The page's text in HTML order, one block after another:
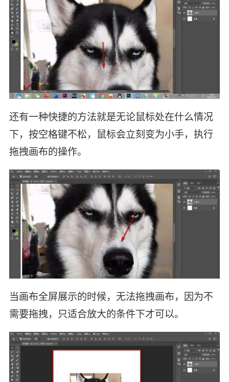
还有一种快捷的方法就是无论鼠标处在什么情况
下，按空格键不松，鼠标会立刻变为小手，执行
拖拽画布的操作。
当画布全屏展示的时候，无法拖拽画布，因为不
需要拖拽，只适合放大的条件下才可以。